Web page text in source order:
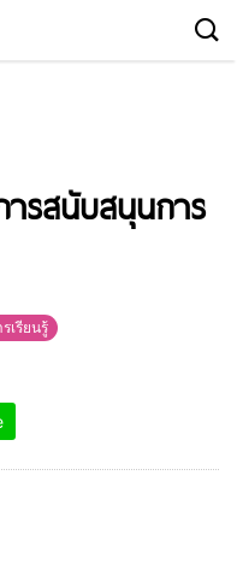
ารสนับสนุนการ
เรียนรู้